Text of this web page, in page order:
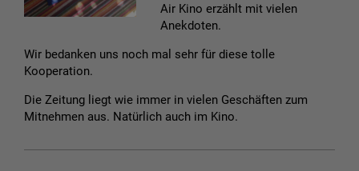
Air Kino erzählt mit vielen
Anekdoten.
Wir bedanken uns noch mal sehr für diese tolle
Kooperation.
Die Zeitung liegt wie immer in vielen Geschäften zum
Mitnehmen aus. Natürlich auch im Kino.